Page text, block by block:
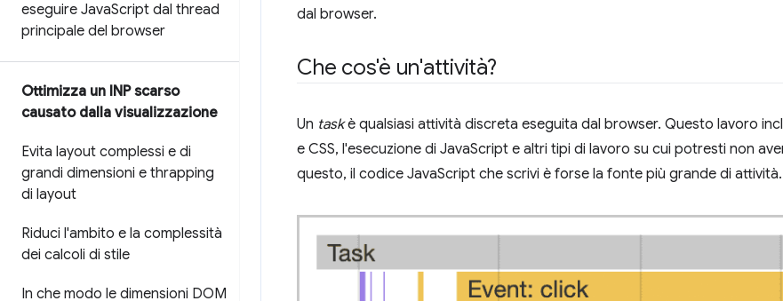
eseguire JavaScript dal thread
principale del browser
Ottimizza un INP scarso
causato dalla visualizzazione
Evita layout complessi e di
grandi dimensioni e thrapping
di layout
Riduci l'ambito e la complessità
dei calcoli di stile
In che modo le dimensioni DOM
dal browser.
Che cos'è un'attività?
Un taskè qualsiasi attività discreta eseguita dal browser. Questo lavoro
e CSS, l'esecuzione di JavaScript e altri tipi di lavoro su cui potresti non
questo, il codice JavaScript che scrivi è forse la fonte più grande di attività.